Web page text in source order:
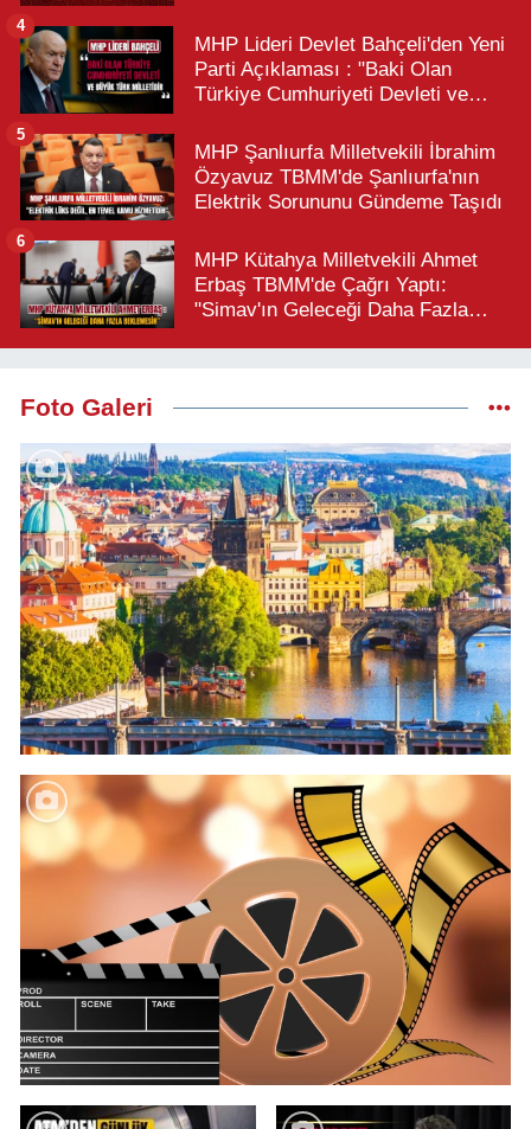
MHP Lideri Devlet Bahçeli'den Yeni
Parti Açıklaması : "Baki Olan
Türkiye Cumhuriyeti Devleti ve
4
MHP Şanlıurfa Milletvekili İbrahim
Özyavuz TBMM'de Şanlıurfa'nın
Elektrik Sorununu Gündeme Taşıdı
5
MHP Kütahya Milletvekili Ahmet
Erbaş TBMM'de Çağrı Yaptı:
"Simav'ın Geleceği Daha Fazla
6
Foto Galeri